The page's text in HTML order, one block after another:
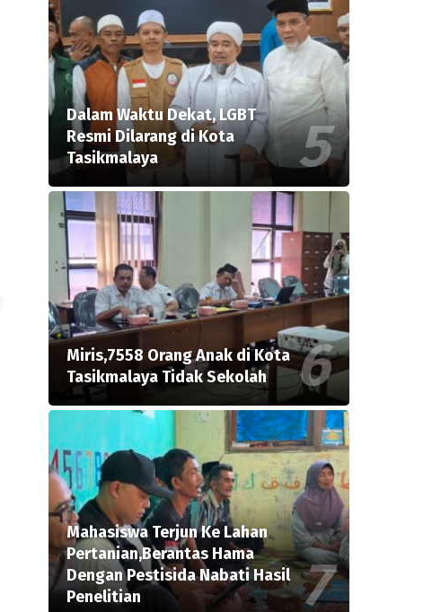
Dalam Waktu Dekat, LGBT
Resmi Dilarang di Kota
Tasikmalaya
Miris,7558 Orang Anak di Kota
Tasikmalaya Tidak Sekolah
Mahasiswa Terjun Ke Lahan
Pertanian,Berantas Hama
Dengan Pestisida Nabati Hasil
Penelitian